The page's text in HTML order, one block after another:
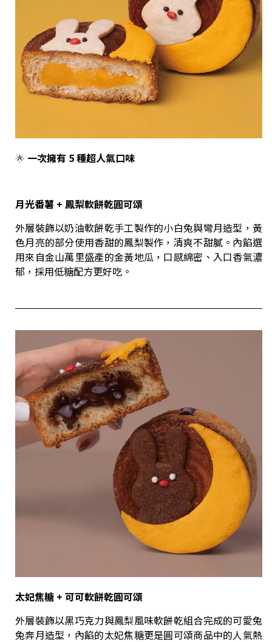
🌟 一次擁有 5 種超人氣口味
月光番薯 + 鳳梨軟餅乾圓可頌
外層裝飾以奶油軟餅乾手工製作的小白兔與彎月造型，黃
色月亮的部分使用香甜的鳳梨製作，清爽不甜膩。內餡選
用來自金山萬里盛產的金黃地瓜，口感綿密、入口香氣濃
郁，採用低糖配方更好吃。
太妃焦糖 + 可可軟餅乾圓可頌
外層裝飾以黑巧克力與鳳梨風味軟餅乾組合完成的可愛兔
兔奔月造型，內餡的太妃焦糖更是圓可頌商品中的人氣熱